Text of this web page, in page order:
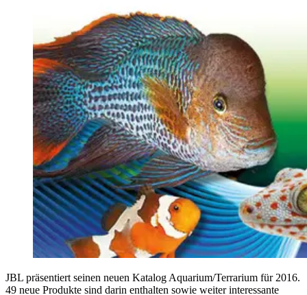
JBL präsentiert seinen neuen Katalog Aquarium/Terrarium für 2016.
49 neue Produkte sind darin enthalten sowie weiter interessante